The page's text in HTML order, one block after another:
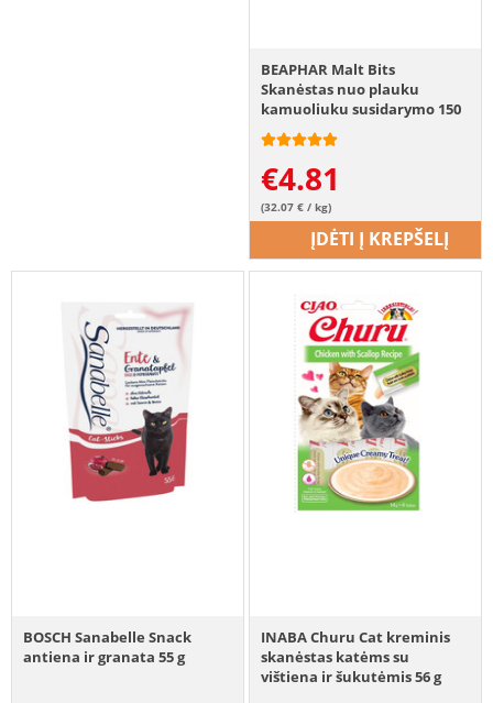
BEAPHAR Malt Bits
Skanėstas nuo plauku
kamuoliuku susidarymo 150
g
€4.81
(32.07 € / kg)
ĮDĖTI Į KREPŠELĮ
BOSCH Sanabelle Snack
antiena ir granata 55 g
INABA Churu Cat kreminis
skanėstas katėms su
vištiena ir šukutėmis 56 g